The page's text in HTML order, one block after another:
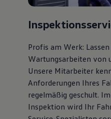
Profis am Werk: Lassen
Wartungsarbeiten von
Unsere Mitarbeiter
Anforderungen Ihres
regelmäßig geschult.
Inspektion wird Ihr